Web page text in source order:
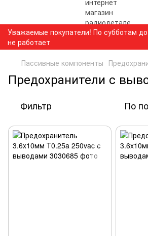
Уважаемые покупатели! По субботам
не работает
Пассивные компоненты
Предохранители с
Фильтр По